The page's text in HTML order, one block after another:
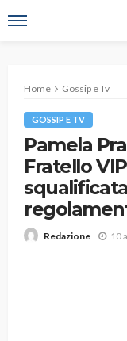
Home Gossip e Tv
GOSSIP E TV
Pamela
Fratello
Redazione 10